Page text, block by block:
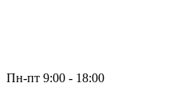
Пн-пт 9:00 - 18:00